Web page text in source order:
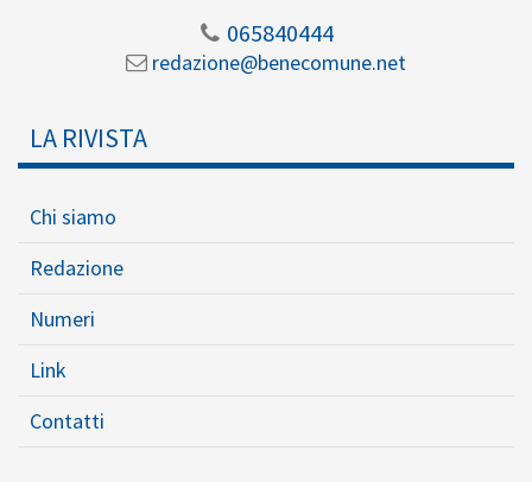
065840444
redazione@benecomune.net
LA RIVISTA
Chi siamo
Redazione
Numeri
Link
Contatti